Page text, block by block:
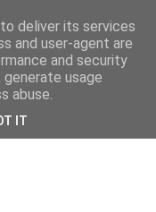
deliver its services
and user-agent are
and security
usage
abuse.
IT